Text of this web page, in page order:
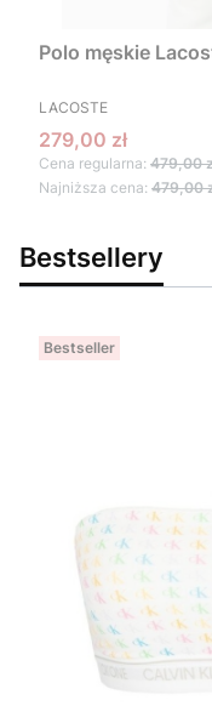
Polo męskie
PRODUCENT
LACOSTE
Cena promocyjna
279,00 zł
Cena regularna: 479,00
Najniższa cena: 479,00
Bestsellery
Bestseller